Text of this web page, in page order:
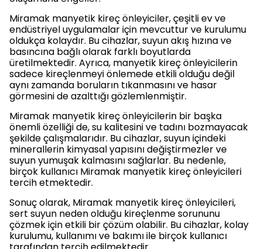
Miramak manyetik kireç önleyiciler, çeşitli ev ve
endüstriyel uygulamalar için mevcuttur ve kurulumu
oldukça kolaydır. Bu cihazlar, suyun akış hızına ve
basıncına bağlı olarak farklı boyutlarda
üretilmektedir. Ayrıca, manyetik kireç önleyicilerin
sadece kireçlenmeyi önlemede etkili olduğu değil
aynı zamanda boruların tıkanmasını ve hasar
görmesini de azalttığı gözlemlenmiştir.
Miramak manyetik kireç önleyicilerin bir başka
önemli özelliği de, su kalitesini ve tadını bozmayacak
şekilde çalışmalarıdır. Bu cihazlar, suyun içindeki
minerallerin kimyasal yapısını değiştirmezler ve
suyun yumuşak kalmasını sağlarlar. Bu nedenle,
birçok kullanıcı Miramak manyetik kireç önleyicileri
tercih etmektedir.
Sonuç olarak, Miramak manyetik kireç önleyicileri,
sert suyun neden olduğu kireçlenme sorununu
çözmek için etkili bir çözüm olabilir. Bu cihazlar, kolay
kurulumu, kullanımı ve bakımı ile birçok kullanıcı